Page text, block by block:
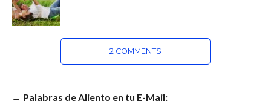
2 COMMENTS
→ Palabras de Aliento en tu E-Mail: